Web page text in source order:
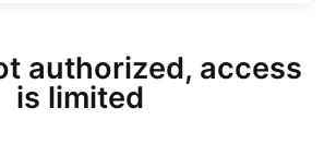
authorized, access
is limited